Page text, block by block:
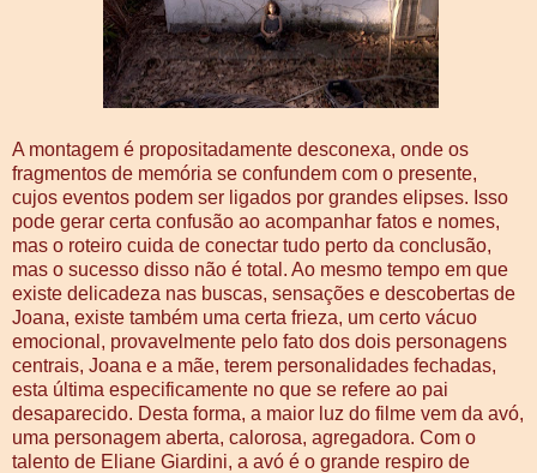
A montagem é propositadamente desconexa, onde os
fragmentos de memória se confundem com o presente,
cujos eventos podem ser ligados por grandes elipses. Isso
pode gerar certa confusão ao acompanhar fatos e nomes,
mas o roteiro cuida de conectar tudo perto da conclusão,
mas o sucesso disso não é total. Ao mesmo tempo em que
existe delicadeza nas buscas, sensações e descobertas de
Joana, existe também uma certa frieza, um certo vácuo
emocional, provavelmente pelo fato dos dois personagens
centrais, Joana e a mãe, terem personalidades fechadas,
esta última especificamente no que se refere ao pai
desaparecido. Desta forma, a maior luz do filme vem da avó,
uma personagem aberta, calorosa, agregadora. Com o
talento de Eliane Giardini, a avó é o grande respiro de